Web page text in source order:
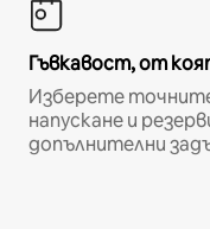
Гъвкавост, от
Изберете
напускане и
допълнителни